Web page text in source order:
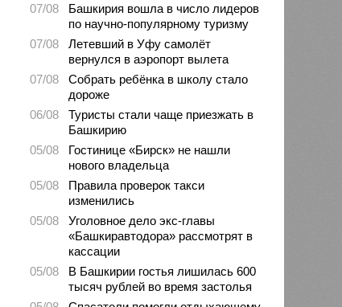
07/08
Башкирия вошла в число лидеров
по научно-популярному туризму
07/08
Летевший в Уфу самолёт
вернулся в аэропорт вылета
07/08
Собрать ребёнка в школу стало
дороже
06/08
Туристы стали чаще приезжать в
Башкирию
05/08
Гостинице «Бирск» не нашли
нового владельца
05/08
Правила проверок такси
изменились
05/08
Уголовное дело экс-главы
«Башкиравтодора» рассмотрят в
кассации
05/08
В Башкирии гостья лишилась 600
тысяч рублей во время застолья